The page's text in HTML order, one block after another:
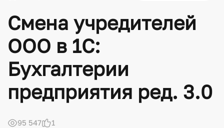
Смена учредителей
ООО в 1С:
Бухгалтерии
предприятия ред. 3.0
95 547 1